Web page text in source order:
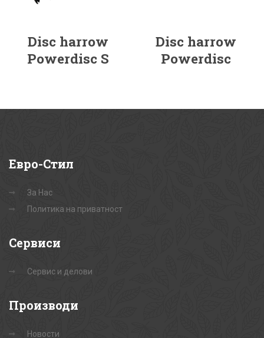
Disc harrow
Powerdisc S
Disc harrow
Powerdisc
Евро-Стил
За Нас
Политика на приватност
Сервиси
Сервис и делови
Производи
Новости